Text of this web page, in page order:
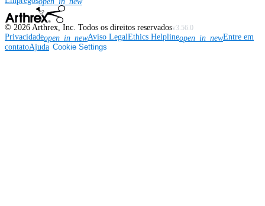
© 2026 Arthrex, Inc. Todos os direitos reservadosv3.56.0
Privacidadeopen_in_newAviso LegalEthics Helplineopen_in_newEntre em
contatoAjuda Cookie Settings